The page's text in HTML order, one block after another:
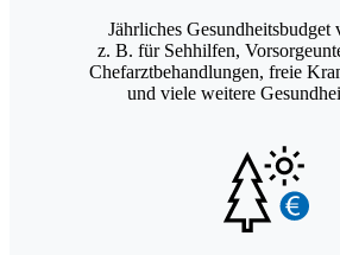
Jährliches Gesundheitsbudget
z. B. für Sehhilfen,
Chefarztbehandlungen, freie
und viele weitere